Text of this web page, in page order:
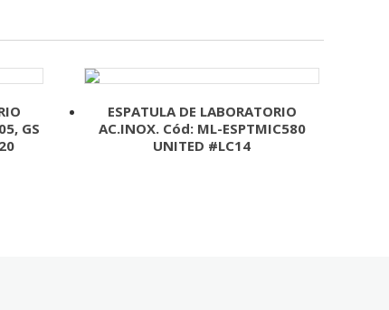
GS
ESPATULA DE LABORATORIO
AC.INOX. Cód: ML-ESPTMIC580
UNITED #LC14